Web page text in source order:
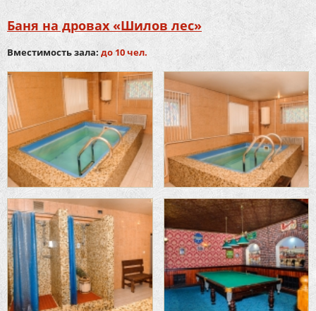
Баня на дровах «Шилов лес»
Вместимость зала: до 10 чел.